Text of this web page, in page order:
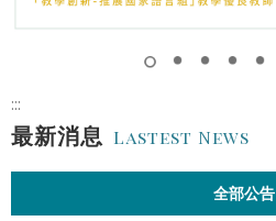
:::
最新消息 Lastest News
全部公告